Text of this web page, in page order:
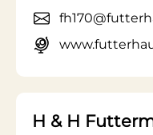
H & H